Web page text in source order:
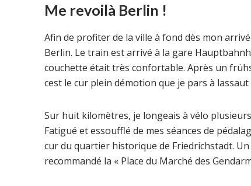
Me revoilà Berlin !
Afin de profiter de la ville à fond dès mon
Berlin. Le train est arrivé à la gare
couchette était très confortable. Après un
cest le cur plein démotion que je pars à
Sur huit kilomètres, je longeais à vélo
Fatigué et essoufflé de mes séances de
cur du quartier historique de Friedrichstadt.
recommandé la « Place du Marché des